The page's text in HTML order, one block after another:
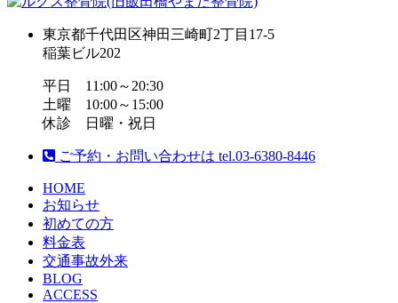
東京都千代田区神田三崎町2丁目17-5
稲葉ビル202
平日 11:00～20:30
土曜 10:00～15:00
休診 日曜・祝日
ご予約・お問い合わせは tel.03-6380-8446
HOME
お知らせ
初めての方
料金表
交通事故外来
BLOG
ACCESS